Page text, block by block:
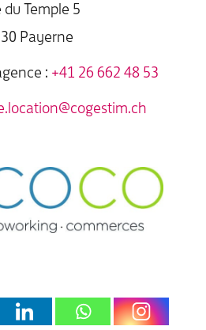
du Temple 5
Payerne
: +41 26 662 48 53